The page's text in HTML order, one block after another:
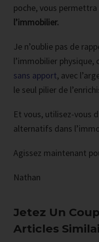
poche, vous permettra
l’immobilier.
Je n’oublie pas de
l’immobilier physique,
sans apport, avec
le seul pilier de
Et vous, utilisez-vous
alternatifs dans
Agissez maintenant
Nathan
Jetez Un
Articles